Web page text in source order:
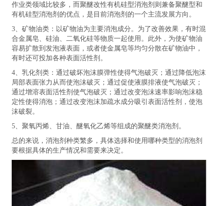
作业类领域比较多，而聚醚改性有机硅型消泡剂则兼备聚醚型和
有机硅型消泡剂的优点，是目前消泡剂的一个主流发展方向。
3、矿物油类：以矿物油为主要消泡成分。为了改善效果，有时混
合金属皂、硅油、二氧化硅等物质一起使用。此外，为使矿物油
容易扩散到发泡液表面，或者使金属皂等均匀分散在矿物油中，
有时还可投加各种表面活性剂。
4、乳化剂类：通过破坏泡沫膜弹性使得气泡破灭；通过降低泡沫
局部表面张力从而使泡沫破灭；通过促使液膜排液使气泡破灭；
通过增溶表面活性剂使气泡破灭；通过改变泡沫速率影响泡沫稳
定性使得消泡；通过改变泡沫加疏水成分吸引表面活性剂，使泡
沫破裂。
5、聚氧丙烯、甘油、醚氧化乙烯等组成的聚醚类消泡剂。
总的来说，消泡剂种类繁多，具体选择和使用哪种类型的消泡剂
要根据具体的生产情况和需要来决定。